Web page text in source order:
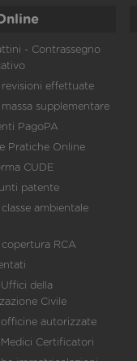
- Contrassegno
revisioni effettuate
supplementare
PagoPA
Pratiche Online
CUDE
patente
ambientale
RCA
Uffici della
Civile
officine autorizzate
Medici Certificatori